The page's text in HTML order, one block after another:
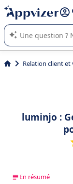
répondre (plusieurs
L'IA de Appvizer
logiciel SaaS en
Relation client et
luminjo :
En résumé